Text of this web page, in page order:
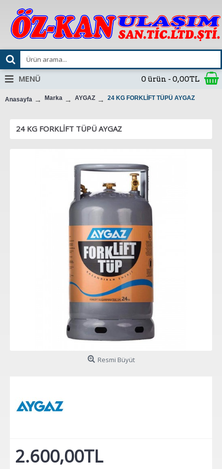
0 ürün - 0,00TL
MENÜ
Anasayfa Marka AYGAZ 24 KG FORKLİFT TÜPÜ AYGAZ
24 KG FORKLİFT TÜPÜ AYGAZ
Resmi Büyüt
2.600,00TL